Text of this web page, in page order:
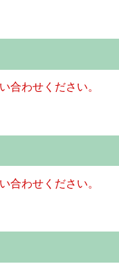
合わせください。
合わせください。